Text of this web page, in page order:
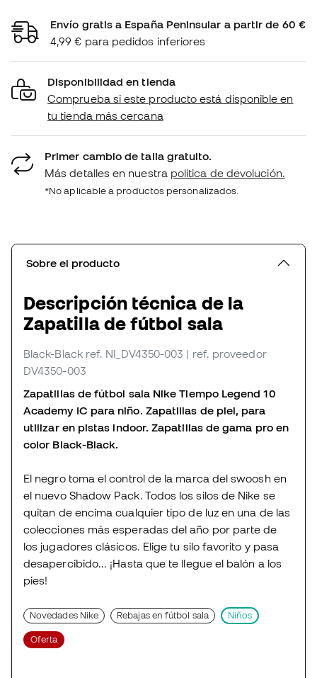
Envío gratis a España Peninsular a partir de 60 €
4,99 € para pedidos inferiores
Disponibilidad en tienda
Comprueba si este producto está disponible en
tu tienda más cercana
Primer cambio de talla gratuito.
Más detalles en nuestra política de devolución.
*No aplicable a productos personalizados.
Sobre el producto
Descripción técnica de la
Zapatilla de fútbol sala
Black-Black ref. NI_DV4350-003 | ref. proveedor
DV4350-003
Zapatillas de fútbol sala Nike Tiempo Legend 10
Academy IC para niño. Zapatillas de piel, para
utilizar en pistas indoor. Zapatillas de gama pro en
color Black-Black.
El negro toma el control de la marca del swoosh en
el nuevo Shadow Pack. Todos los silos de Nike se
quitan de encima cualquier tipo de luz en una de las
colecciones más esperadas del año por parte de
los jugadores clásicos. Elige tu silo favorito y pasa
desapercibido... ¡Hasta que te llegue el balón a los
pies!
Novedades Nike Rebajas en fútbol sala Niños
Oferta